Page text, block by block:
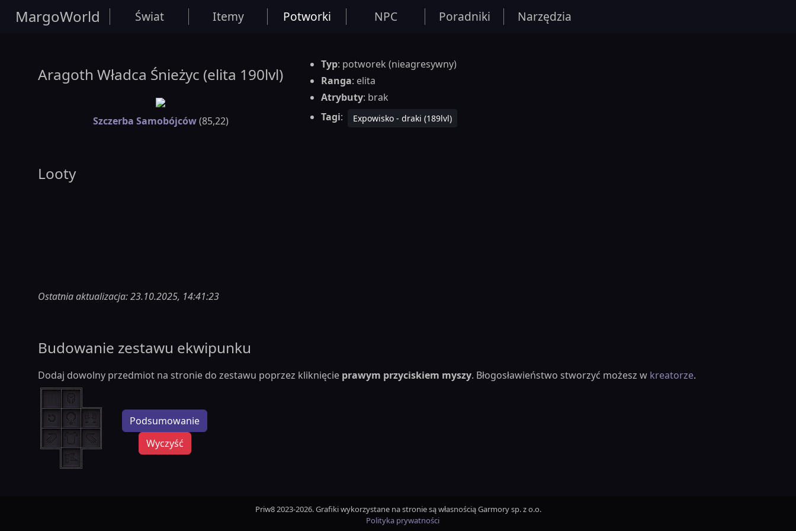
MargoWorld Świat Itemy Potworki NPC Poradniki Narzędzia
Aragoth Władca Śnieżyc (elita 190lvl)
Szczerba Samobójców(85,22)
Typ: potworek (nieagresywny)
Ranga: elita
Atrybuty: brak
Tagi: Expowisko - draki (189lvl)
Looty
Ostatnia aktualizacja: 23.10.2025, 14:41:23
Budowanie zestawu ekwipunku
Dodaj dowolny przedmiot na stronie do zestawu poprzez kliknięcie prawym przyciskiem myszy. Błogosławieństwo stworzyć możesz w kreatorze.
Podsumowanie
Wyczyść
Priw8 2023-2026. Grafiki wykorzystane na stronie są własnością Garmory sp. z o.o.
Polityka prywatności